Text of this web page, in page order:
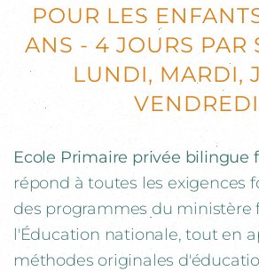
POUR LES
ANS - 4 JOURS PAR
LUNDI, MARDI,
Ecole Primaire privée bilingue
répond à toutes les exigences
des programmes du ministère
l'Éducation nationale, tout en
méthodes originales